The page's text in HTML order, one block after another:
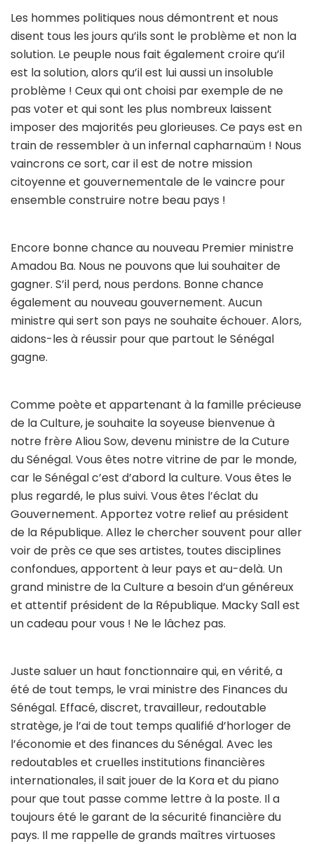
Les hommes politiques nous démontrent et nous
disent tous les jours qu’ils sont le problème et non la
solution. Le peuple nous fait également croire qu’il
est la solution, alors qu’il est lui aussi un insoluble
problème ! Ceux qui ont choisi par exemple de ne
pas voter et qui sont les plus nombreux laissent
imposer des majorités peu glorieuses. Ce pays est en
train de ressembler à un infernal capharnaüm ! Nous
vaincrons ce sort, car il est de notre mission
citoyenne et gouvernementale de le vaincre pour
ensemble construire notre beau pays !
Encore bonne chance au nouveau Premier ministre
Amadou Ba. Nous ne pouvons que lui souhaiter de
gagner. S’il perd, nous perdons. Bonne chance
également au nouveau gouvernement. Aucun
ministre qui sert son pays ne souhaite échouer. Alors,
aidons-les à réussir pour que partout le Sénégal
gagne.
Comme poète et appartenant à la famille précieuse
de la Culture, je souhaite la soyeuse bienvenue à
notre frère Aliou Sow, devenu ministre de la Cuture
du Sénégal. Vous êtes notre vitrine de par le monde,
car le Sénégal c’est d’abord la culture. Vous êtes le
plus regardé, le plus suivi. Vous êtes l’éclat du
Gouvernement. Apportez votre relief au président
de la République. Allez le chercher souvent pour aller
voir de près ce que ses artistes, toutes disciplines
confondues, apportent à leur pays et au-delà. Un
grand ministre de la Culture a besoin d’un généreux
et attentif président de la République. Macky Sall est
un cadeau pour vous ! Ne le lâchez pas.
Juste saluer un haut fonctionnaire qui, en vérité, a
été de tout temps, le vrai ministre des Finances du
Sénégal. Effacé, discret, travailleur, redoutable
stratège, je l’ai de tout temps qualifié d’horloger de
l’économie et des finances du Sénégal. Avec les
redoutables et cruelles institutions financières
internationales, il sait jouer de la Kora et du piano
pour que tout passe comme lettre à la poste. Il a
toujours été le garant de la sécurité financière du
pays. Il me rappelle de grands maîtres virtuoses